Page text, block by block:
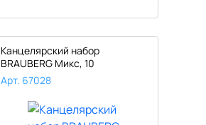
Канцелярский набор
BRAUBERG Микс, 10
предметов, вращающ..
Арт. 67028